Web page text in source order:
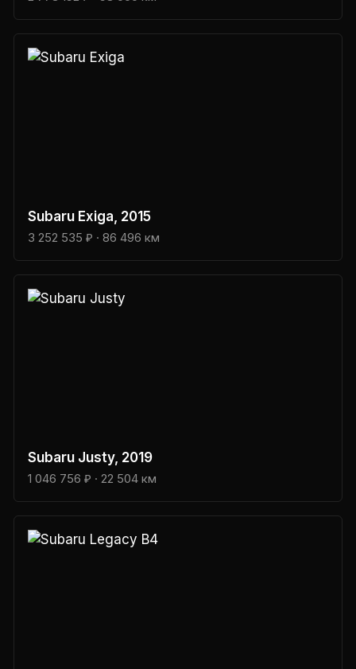
Subaru Exiga , 2015
3 252 535 ₽ · 86 496 км
Subaru Justy, 2019
1 046 756 ₽ · 22 504 км